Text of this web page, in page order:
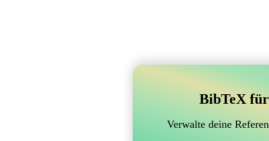
BibTeX
Verwalte deine